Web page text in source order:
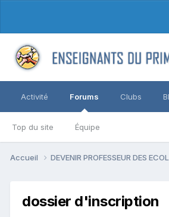
Activité Forums
Top du site Équipe
Clubs
Accueil DEVENIR PROFESSEUR DES
dossier d'inscription